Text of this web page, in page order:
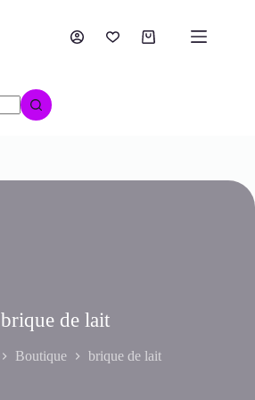
brique de lait
Boutique brique de lait